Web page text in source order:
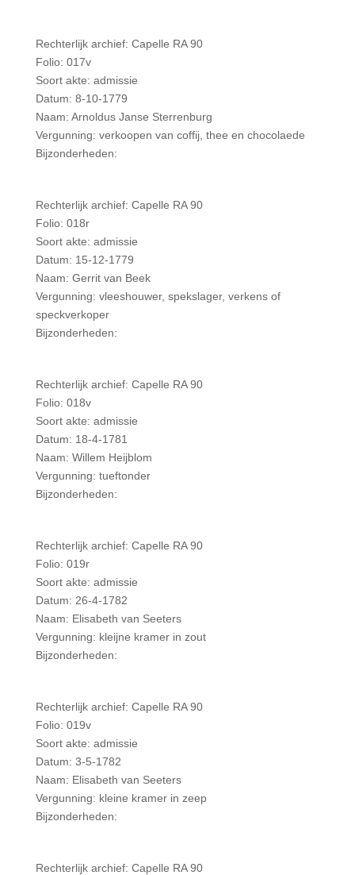
Rechterlijk archief: Capelle RA 90
Folio: 017v
Soort akte: admissie
Datum: 8-10-1779
Naam: Arnoldus Janse Sterrenburg
Vergunning: verkoopen van coffij, thee en chocolaede
Bijzonderheden:
Rechterlijk archief: Capelle RA 90
Folio: 018r
Soort akte: admissie
Datum: 15-12-1779
Naam: Gerrit van Beek
Vergunning: vleeshouwer, spekslager, verkens of
speckverkoper
Bijzonderheden:
Rechterlijk archief: Capelle RA 90
Folio: 018v
Soort akte: admissie
Datum: 18-4-1781
Naam: Willem Heijblom
Vergunning: tueftonder
Bijzonderheden:
Rechterlijk archief: Capelle RA 90
Folio: 019r
Soort akte: admissie
Datum: 26-4-1782
Naam: Elisabeth van Seeters
Vergunning: kleijne kramer in zout
Bijzonderheden:
Rechterlijk archief: Capelle RA 90
Folio: 019v
Soort akte: admissie
Datum: 3-5-1782
Naam: Elisabeth van Seeters
Vergunning: kleine kramer in zeep
Bijzonderheden:
Rechterlijk archief: Capelle RA 90